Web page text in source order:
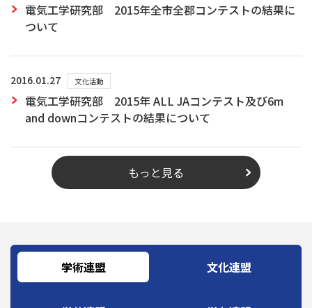
電気工学研究部 2015年全市全郡コンテストの結果に
ついて
2016.01.27 文化活動
電気工学研究部 2015年 ALL JAコンテスト及び6m
and downコンテストの結果について
もっと見る
学術連盟 文化連盟